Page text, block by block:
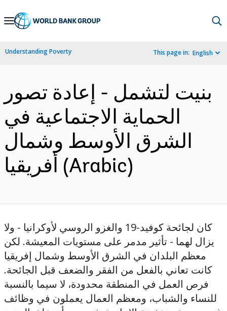
Skip
Navigation
Understanding Poverty This page in: English
بنيت لتشمل - إعادة تصور
الحماية الاجتماعية في
الشرق الأوسط وشمال
أفريقيا (Arabic)
كان لجائحة كوفيد-19 والغزو الروسي لأوكرانيا - ولا
يزال لهما - تأثير مدمر على مستويات المعيشة. لكن
معظم البلدان في الشرق الأوسط وشمال إفريقيا
كانت تعاني بالفعل من الفقر والضعف قبل الجائحة.
فرص العمل في المنطقة محدودة، لا سيما بالنسبة
للنساء والشباب، ومعظم العمال يعملون في وظائف